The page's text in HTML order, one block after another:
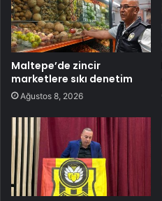
Maltepe’de zincir
marketlere sıkı denetim
Ağustos 8, 2026